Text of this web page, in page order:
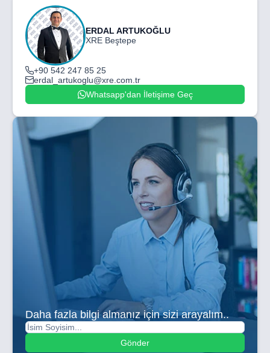
ERDAL ARTUKOĞLU
XRE Beştepe
+90 542 247 85 25
erdal_artukoglu@xre.com.tr
Whatsapp'dan İletişime Geç
Daha fazla bilgi almanız için sizi arayalım..
Gönder